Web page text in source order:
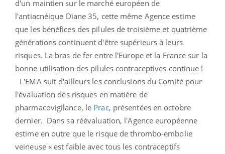
d'un maintien sur le marché européen de
l'antiacnéique Diane 35, cette même Agence estime
que les bénéfices des pilules de troisième et quatrième
générations continuent d'être supérieurs à leurs
risques. La bras de fer entre l'Europe et la France sur la
bonne utilisation des pilules contraceptives continue !
L'EMA suit d'ailleurs les conclusions du Comité pour
l'évaluation des risques en matière de
pharmacovigilance, le Prac, présentées en octobre
dernier. Dans sa réévaluation, l'Agence européenne
estime en outre que le risque de thrombo-embolie
veineuse « est faible avec tous les contraceptifs